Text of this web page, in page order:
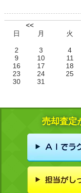
<<
日
月 火
2
3 4
9
10 11
16
17 18
23
24 25
30
31
売却査定